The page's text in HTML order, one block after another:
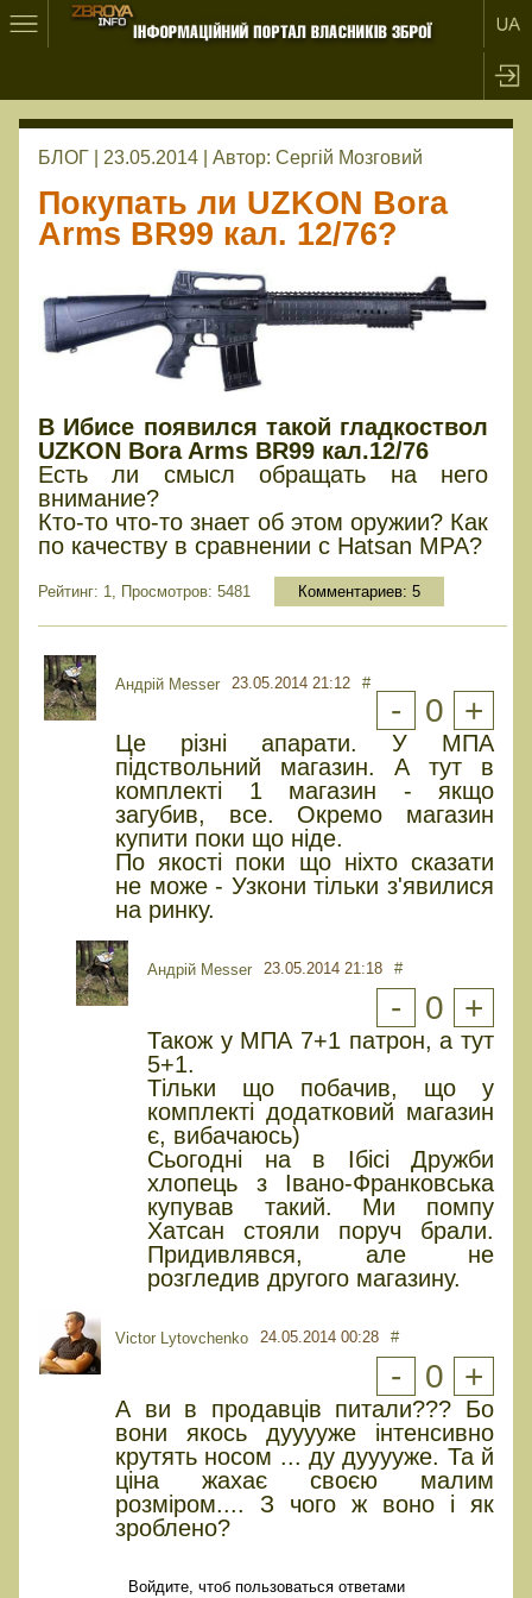
БЛОГ | 23.05.2014 | Автор: Сергій Мозговий
Покупать ли UZKON Bora
Arms BR99 кал. 12/76?
В Ибисе появился такой гладкоствол
UZKON Bora Arms BR99 кал.12/76
Есть ли смысл обращать на него
внимание?
Кто-то что-то знает об этом оружии? Как
по качеству в сравнении с Hatsan MPA?
Рейтинг: 1, Просмотров: 5481 Комментариев: 5
Андрій Messer 23.05.2014 21:12 #
- 0 +
Це різні апарати. У МПА
підствольний магазин. А тут в
комплекті 1 магазин - якщо
загубив, все. Окремо магазин
купити поки що ніде.
По якості поки що ніхто сказати
не може - Узкони тільки з'явилися
на ринку.
Андрій Messer 23.05.2014 21:18 #
- 0 +
Також у МПА 7+1 патрон, а тут
5+1.
Тільки що побачив, що у
комплекті додатковий магазин
є, вибачаюсь)
Сьогодні на в Ібісі Дружби
хлопець з Івано-Франковська
купував такий. Ми помпу
Хатсан стояли поруч брали.
Придивлявся, але не
розгледив другого магазину.
Victor Lytovchenko 24.05.2014 00:28 #
- 0 +
А ви в продавців питали??? Бо
вони якось дууууже інтенсивно
крутять носом ... ду дууууже. Та й
ціна жахає своєю малим
розміром.... З чого ж воно і як
зроблено?
Войдите, чтоб пользоваться ответами